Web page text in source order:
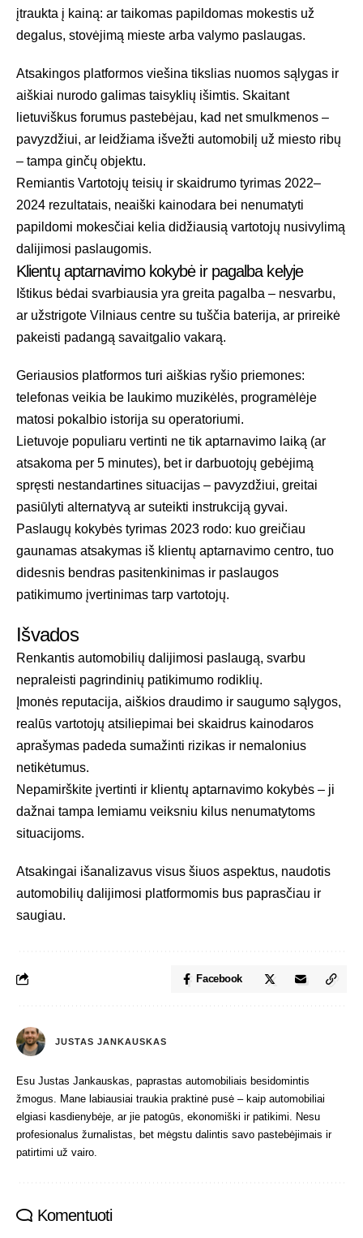
įtraukta į kainą: ar taikomas papildomas mokestis už
degalus, stovėjimą mieste arba valymo paslaugas.
Atsakingos platformos viešina tikslias nuomos sąlygas ir
aiškiai nurodo galimas taisyklių išimtis. Skaitant
lietuviškus forumus pastebėjau, kad net smulkmenos –
pavyzdžiui, ar leidžiama išvežti automobilį už miesto ribų
– tampa ginčų objektu.
Remiantis Vartotojų teisių ir skaidrumo tyrimas 2022–
2024 rezultatais, neaiški kainodara bei nenumatyti
papildomi mokesčiai kelia didžiausią vartotojų nusivylimą
dalijimosi paslaugomis.
Klientų aptarnavimo kokybė ir pagalba kelyje
Ištikus bėdai svarbiausia yra greita pagalba – nesvarbu,
ar užstrigote Vilniaus centre su tuščia baterija, ar prireikė
pakeisti padangą savaitgalio vakarą.
Geriausios platformos turi aiškias ryšio priemones:
telefonas veikia be laukimo muzikėlės, programėlėje
matosi pokalbio istorija su operatoriumi.
Lietuvoje populiaru vertinti ne tik aptarnavimo laiką (ar
atsakoma per 5 minutes), bet ir darbuotojų gebėjimą
spręsti nestandartines situacijas – pavyzdžiui, greitai
pasiūlyti alternatyvą ar suteikti instrukciją gyvai.
Paslaugų kokybės tyrimas 2023 rodo: kuo greičiau
gaunamas atsakymas iš klientų aptarnavimo centro, tuo
didesnis bendras pasitenkinimas ir paslaugos
patikimumo įvertinimas tarp vartotojų.
Išvados
Renkantis automobilių dalijimosi paslaugą, svarbu
nepraleisti pagrindinių patikimumo rodiklių.
Įmonės reputacija, aiškios draudimo ir saugumo sąlygos,
realūs vartotojų atsiliepimai bei skaidrus kainodaros
aprašymas padeda sumažinti rizikas ir nemalonius
netikėtumus.
Nepamirškite įvertinti ir klientų aptarnavimo kokybės – ji
dažnai tampa lemiamu veiksniu kilus nenumatytoms
situacijoms.
Atsakingai išanalizavus visus šiuos aspektus, naudotis
automobilių dalijimosi platformomis bus paprasčiau ir
saugiau.
Facebook
JUSTAS JANKAUSKAS
Esu Justas Jankauskas, paprastas automobiliais besidomintis
žmogus. Mane labiausiai traukia praktinė pusė – kaip automobiliai
elgiasi kasdienybėje, ar jie patogūs, ekonomiški ir patikimi. Nesu
profesionalus žurnalistas, bet mėgstu dalintis savo pastebėjimais ir
patirtimi už vairo.
Komentuoti